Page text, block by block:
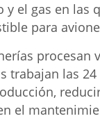
y el gas en las
para
procesan
trabajan las
el